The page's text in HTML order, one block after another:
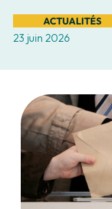
ACTUALITÉS
23 juin 2026